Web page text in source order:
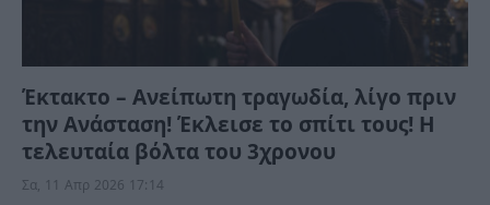
Έκτακτο – Ανείπωτη τραγωδία, λίγο πριν
την Ανάσταση! Έκλεισε το σπίτι τους! Η
τελευταία βόλτα του 3χρονου
Σα, 11 Απρ 2026 17:14